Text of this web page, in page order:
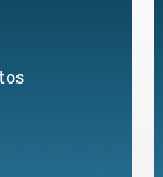
conjunto